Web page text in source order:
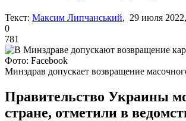
Текст: Максим Липчанський, 29 июля
0
781
Фото: Facebook
Минздрав допускает возвращение
Правительство Украины
стране, отметили в